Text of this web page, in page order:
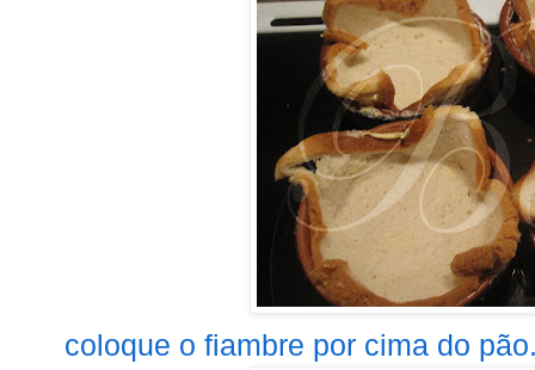
coloque o fiambre por cima do